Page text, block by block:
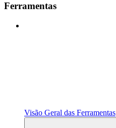
Ferramentas
Visão Geral das Ferramentas